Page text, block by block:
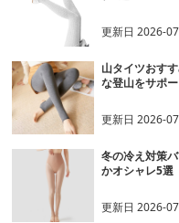
更新日2026-
山タイツおす
な登山をサポー
更新日2026-
冬の冷え対策
かオシャレ5選
更新日2026-